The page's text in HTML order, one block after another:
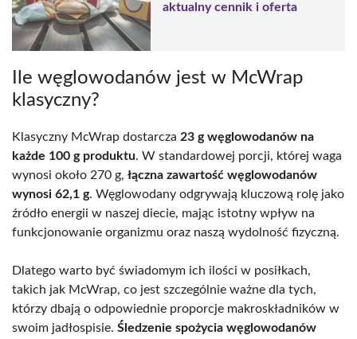
aktualny cennik i oferta
Ile węglowodanów jest w McWrap
klasyczny?
Klasyczny McWrap dostarcza 23 g węglowodanów na
każde 100 g produktu. W standardowej porcji, której waga
wynosi około 270 g, łączna zawartość węglowodanów
wynosi 62,1 g. Węglowodany odgrywają kluczową rolę jako
źródło energii w naszej diecie, mając istotny wpływ na
funkcjonowanie organizmu oraz naszą wydolność fizyczną.
Dlatego warto być świadomym ich ilości w posiłkach,
takich jak McWrap, co jest szczególnie ważne dla tych,
którzy dbają o odpowiednie proporcje makroskładników w
swoim jadłospisie. Śledzenie spożycia węglowodanów